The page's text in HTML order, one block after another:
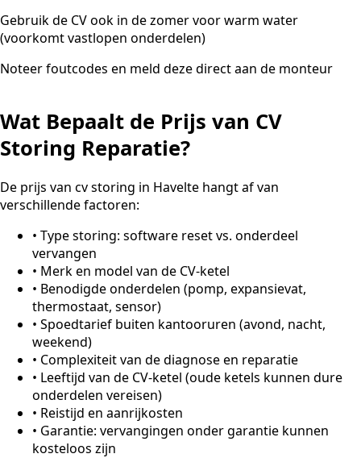
Gebruik de CV ook in de zomer voor warm water
(voorkomt vastlopen onderdelen)
Noteer foutcodes en meld deze direct aan de monteur
Wat Bepaalt de Prijs van CV
Storing Reparatie?
De prijs van cv storing in Havelte hangt af van
verschillende factoren:
• Type storing: software reset vs. onderdeel
vervangen
• Merk en model van de CV-ketel
• Benodigde onderdelen (pomp, expansievat,
thermostaat, sensor)
• Spoedtarief buiten kantooruren (avond, nacht,
weekend)
• Complexiteit van de diagnose en reparatie
• Leeftijd van de CV-ketel (oude ketels kunnen dure
onderdelen vereisen)
• Reistijd en aanrijkosten
• Garantie: vervangingen onder garantie kunnen
kosteloos zijn